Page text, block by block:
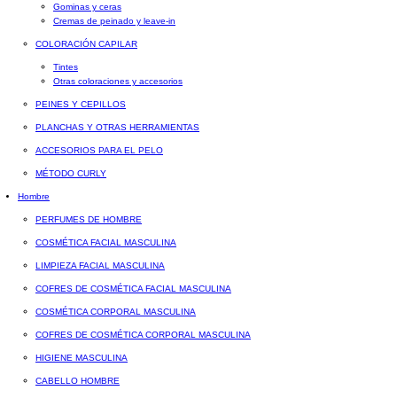
Gominas y ceras
Cremas de peinado y leave-in
COLORACIÓN CAPILAR
Tintes
Otras coloraciones y accesorios
PEINES Y CEPILLOS
PLANCHAS Y OTRAS HERRAMIENTAS
ACCESORIOS PARA EL PELO
MÉTODO CURLY
Hombre
PERFUMES DE HOMBRE
COSMÉTICA FACIAL MASCULINA
LIMPIEZA FACIAL MASCULINA
COFRES DE COSMÉTICA FACIAL MASCULINA
COSMÉTICA CORPORAL MASCULINA
COFRES DE COSMÉTICA CORPORAL MASCULINA
HIGIENE MASCULINA
CABELLO HOMBRE